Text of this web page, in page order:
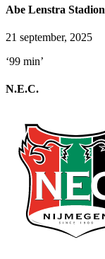
Abe Lenstra Stadion
21 september, 2025
‘99 min’
N.E.C.